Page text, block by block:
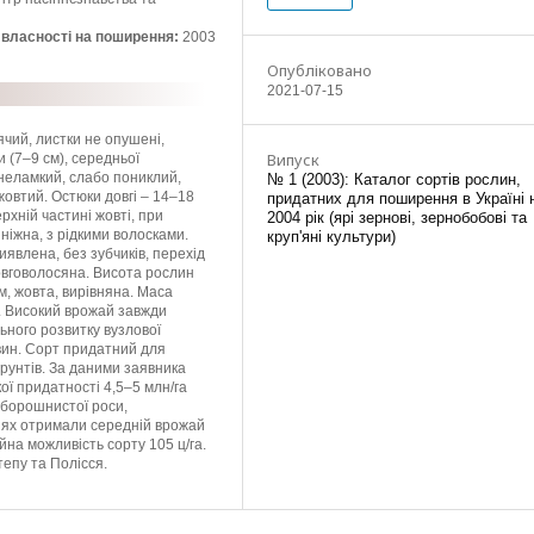
власності на поширення: 2003
листки не опушені,
(7–9 см), середньої
слабо пониклий,
Остюки довгі – 14–18
частині жовті, при
з рідкими волосками.
без зубчиків, перехід
Висота рослин
жовта, вирівняна. Маса
Високий врожай завжди
розвитку вузлової
Сорт придатний для
За даними заявника
придатності 4,5–5 млн/га
борошнистої роси,
отримали середній врожай
можливість сорту 105 ц/га.
та Полісся.
Опубліковано
2021-07-15
Випуск
№ 1 (2003): Каталог сортів рослин,
придатних для поширення в Україні
2004 рік (ярі зернові, зернобобові та
круп'яні культури)